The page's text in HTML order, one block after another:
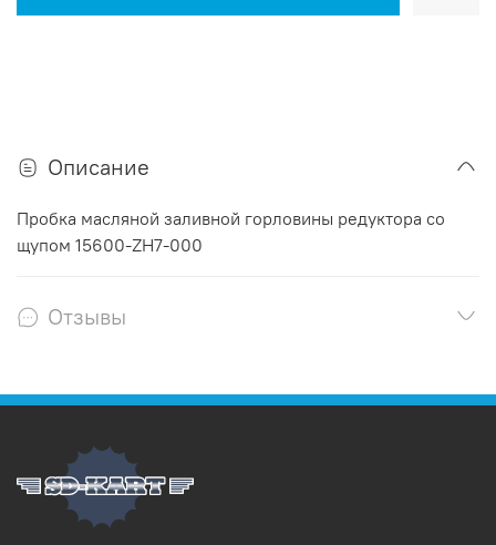
Описание
Пробка масляной заливной горловины редуктора со
щупом 15600-ZH7-000
Отзывы